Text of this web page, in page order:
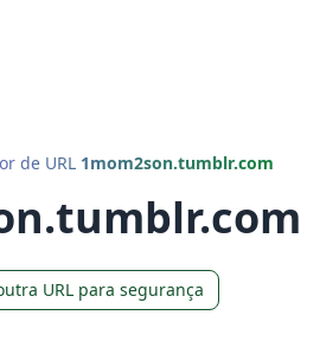
de URL 1mom2son.tumblr.com
URL para segurança